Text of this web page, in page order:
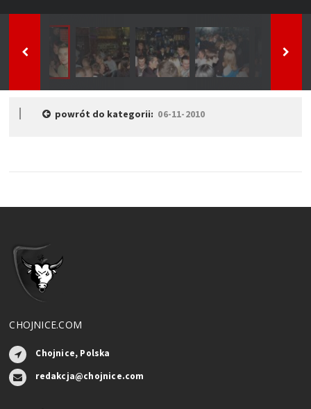
powrót do kategorii: 06-11-2010
CHOJNICE.COM
Chojnice, Polska
redakcja@chojnice.com